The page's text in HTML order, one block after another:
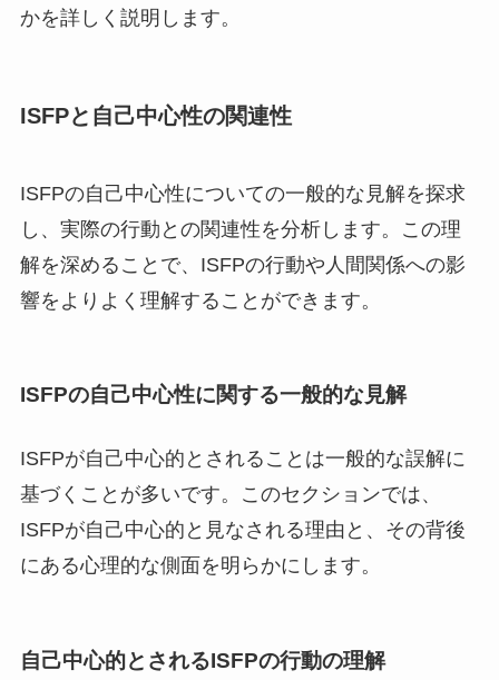
かを詳しく説明します。
ISFPと自己中心性の関連性
ISFPの自己中心性についての一般的な見解を探求
し、実際の行動との関連性を分析します。この理
解を深めることで、ISFPの行動や人間関係への影
響をよりよく理解することができます。
ISFPの自己中心性に関する一般的な見解
ISFPが自己中心的とされることは一般的な誤解に
基づくことが多いです。このセクションでは、
ISFPが自己中心的と見なされる理由と、その背後
にある心理的な側面を明らかにします。
自己中心的とされるISFPの行動の理解